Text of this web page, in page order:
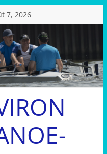
7, 2026